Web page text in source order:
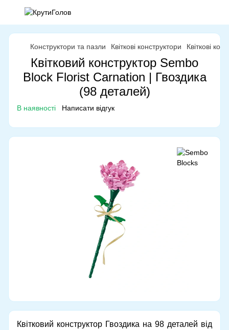
Конструктори та пазли Квіткові конструктори Квіткові
Квітковий конструктор Sembo
Block Florist Carnation | Гвоздика
(98 деталей)
В наявності Написати відгук
Квітковий конструктор Гвоздика на 98 деталей від